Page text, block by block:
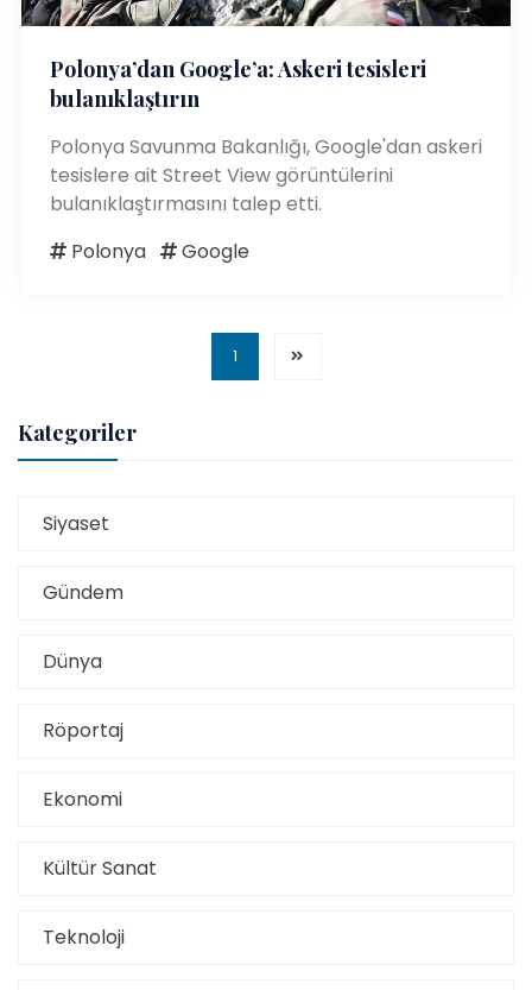
Polonya’dan Google’a: Askeri tesisleri
bulanıklaştırın
Polonya Savunma Bakanlığı, Google'dan askeri
tesislere ait Street View görüntülerini
bulanıklaştırmasını talep etti.
Polonya
Google
1
Kategoriler
Siyaset
Gündem
Dünya
Röportaj
Ekonomi
Kültür Sanat
Teknoloji